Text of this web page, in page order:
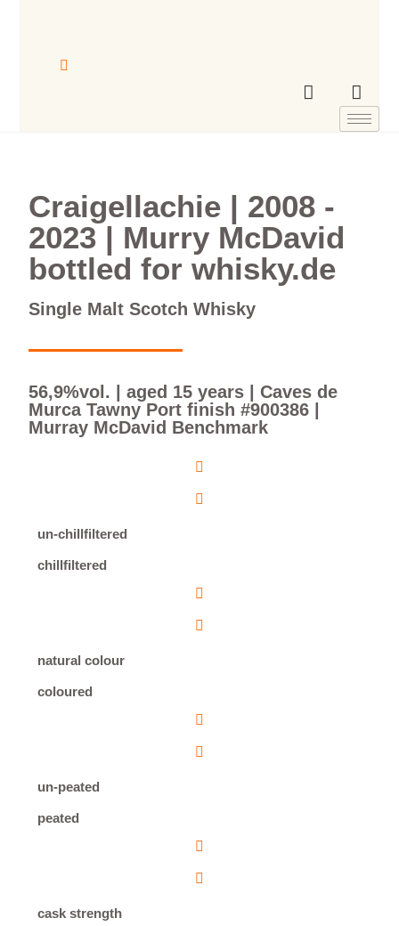
Craigellachie | 2008 -
2023 | Murry McDavid
bottled for whisky.de
Single Malt Scotch Whisky
56,9%vol. | aged 15 years | Caves de
Murca Tawny Port finish #900386 |
Murray McDavid Benchmark
un-chillfiltered
chillfiltered
natural colour
coloured
un-peated
peated
cask strength